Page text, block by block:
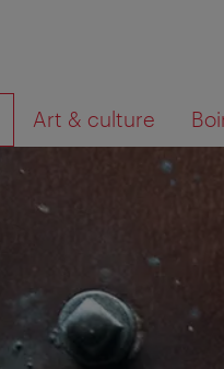
Art & culture